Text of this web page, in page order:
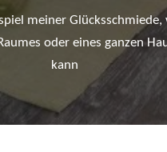
meiner
oder eines ganzen
kann